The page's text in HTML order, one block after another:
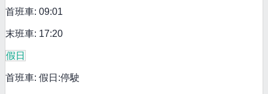
首班車: 09:01
末班車: 17:20
假日
首班車: 假日:停駛